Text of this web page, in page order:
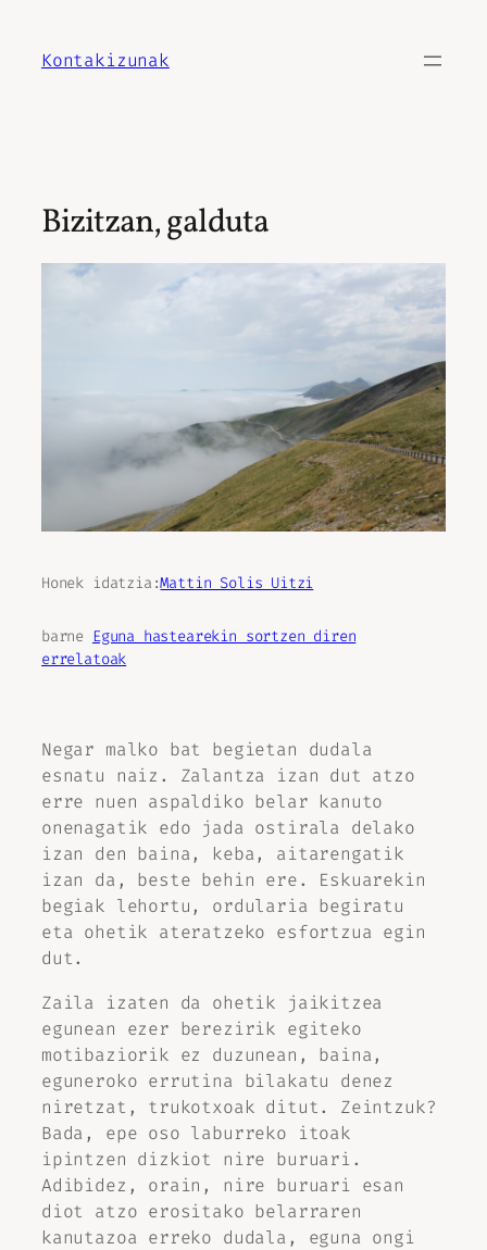
Kontakizunak
Bizitzan, galduta
Honek idatzia:Mattin Solis Uitzi
barne Eguna hastearekin sortzen diren
errelatoak
Negar malko bat begietan dudala
esnatu naiz. Zalantza izan dut atzo
erre nuen aspaldiko belar kanuto
onenagatik edo jada ostirala delako
izan den baina, keba, aitarengatik
izan da, beste behin ere. Eskuarekin
begiak lehortu, ordularia begiratu
eta ohetik ateratzeko esfortzua egin
dut.
Zaila izaten da ohetik jaikitzea
egunean ezer berezirik egiteko
motibaziorik ez duzunean, baina,
eguneroko errutina bilakatu denez
niretzat, trukotxoak ditut. Zeintzuk?
Bada, epe oso laburreko itoak
ipintzen dizkiot nire buruari.
Adibidez, orain, nire buruari esan
diot atzo erositako belarraren
kanutazoa erreko dudala, eguna ongi